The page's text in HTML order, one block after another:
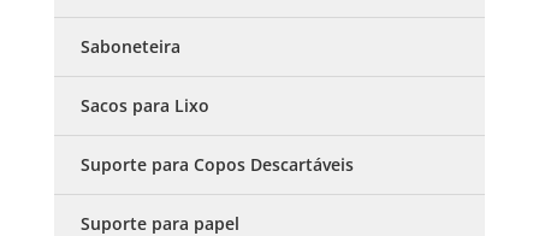
Saboneteira
Sacos para Lixo
Suporte para Copos Descartáveis
Suporte para papel